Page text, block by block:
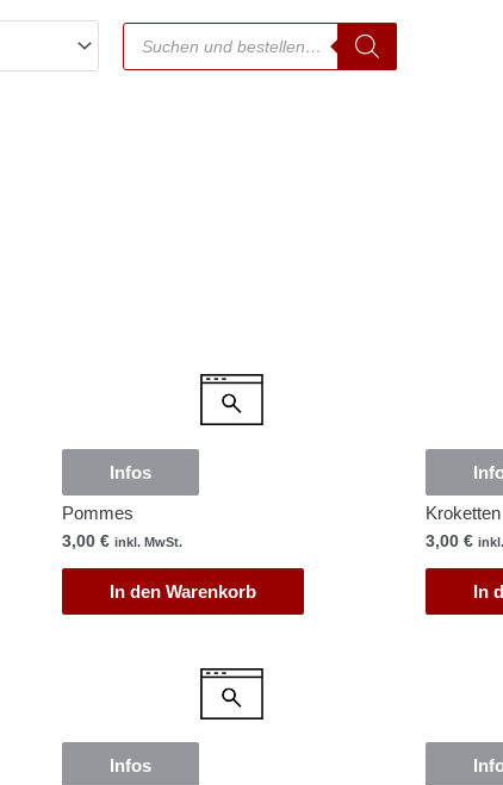
Infos
Pommes
3,00 € inkl. MwSt.
In den Warenkorb
Kroketten
3,00 €
In
Infos